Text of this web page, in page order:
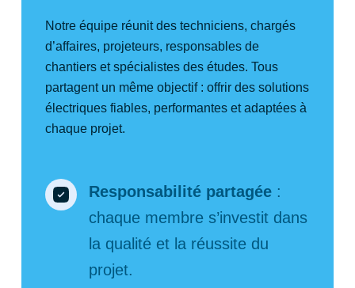
Notre équipe réunit des techniciens, chargés
d’affaires, projeteurs, responsables de
chantiers et spécialistes des études. Tous
partagent un même objectif : offrir des solutions
électriques fiables, performantes et adaptées à
chaque projet.
Responsabilité partagée:
chaque membre s’investit dans
la qualité et la réussite du
projet.